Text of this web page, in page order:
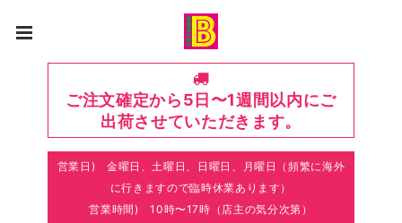
ご注文確定から5日〜1週間以内にご
出荷させていただきます。
営業日) 金曜日、土曜日、日曜日、月曜日（頻繁に海外
に行きますので臨時休業あります）
営業時間) 10時〜17時（店主の気分次第）